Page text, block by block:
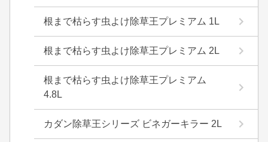
根まで枯らす虫よけ除草王プレミアム 1L
根まで枯らす虫よけ除草王プレミアム 2L
根まで枯らす虫よけ除草王プレミアム
4.8L
カダン除草王シリーズ ビネガーキラー 2L